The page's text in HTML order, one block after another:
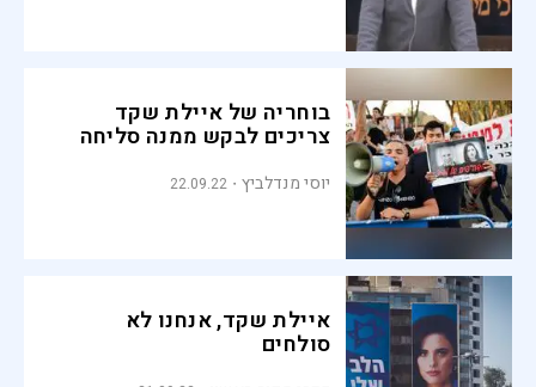
בוחריה של איילת שקד
צריכים לבקש ממנה סליחה
יוסי מנדלביץ 22.09.22
איילת שקד, אנחנו לא
סולחים